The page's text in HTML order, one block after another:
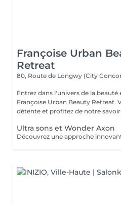
Françoise Urban
Retreat
80, Route de Longwy (City
Entrez dans l'univers de la
Françoise Urban Beauty Retreat.
détente et profitez de notre
Ultra sons et Wonder Axon